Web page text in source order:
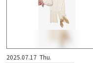
2025.07.17 Thu.